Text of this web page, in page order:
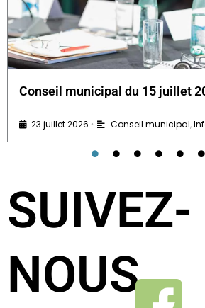
Conseil municipal du 15 juillet
23 juillet 2026 • Conseil municipal,
SUIVEZ-
NOUS